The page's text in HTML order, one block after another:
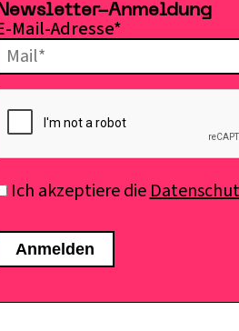
Newsletter-Anmeldung
Mail-Adresse*
Ich akzeptiere die